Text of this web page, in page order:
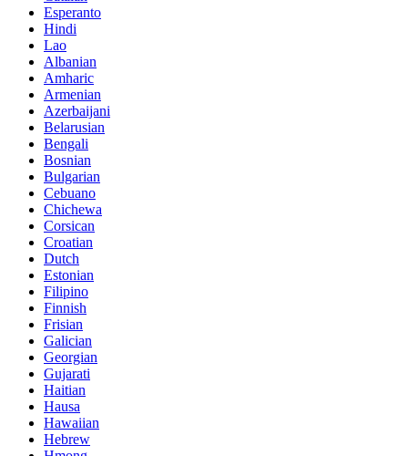
Esperanto
Hindi
Lao
Albanian
Amharic
Armenian
Azerbaijani
Belarusian
Bengali
Bosnian
Bulgarian
Cebuano
Chichewa
Corsican
Croatian
Dutch
Estonian
Filipino
Finnish
Frisian
Galician
Georgian
Gujarati
Haitian
Hausa
Hawaiian
Hebrew